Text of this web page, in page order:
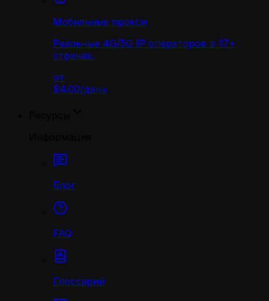
Мобильные прокси
Реальные 4G/5G IP операторов в 17+
странах.
от
$4.00/день
Блог
FAQ
Глоссарий